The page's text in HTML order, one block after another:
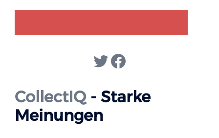
Twitter
Facebook
CollectIQ- Starke
Meinungen